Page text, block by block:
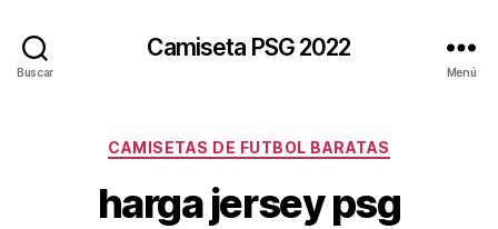
Buscar
Camiseta PSG 2022
Menú
Categorías
CAMISETAS DE FUTBOL BARATAS
harga jersey psg